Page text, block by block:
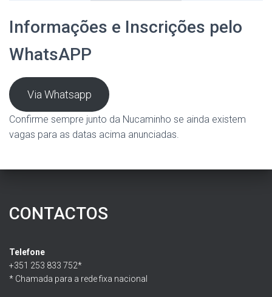
Informações e Inscrições pelo
WhatsAPP
Via Whatsapp
Confirme sempre junto da Nucaminho se ainda existem
vagas para as datas acima anunciadas.
CONTACTOS
Telefone
+351 253 833 752*
* Chamada para a rede fixa nacional